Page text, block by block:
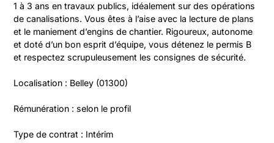
1 à 3 ans en travaux publics, idéalement sur des opérations
de canalisations. Vous êtes à l’aise avec la lecture de plans
et le maniement d’engins de chantier. Rigoureux, autonome
et doté d’un bon esprit d’équipe, vous détenez le permis B
et respectez scrupuleusement les consignes de sécurité.
Localisation : Belley (01300)
Rémunération : selon le profil
Type de contrat : Intérim